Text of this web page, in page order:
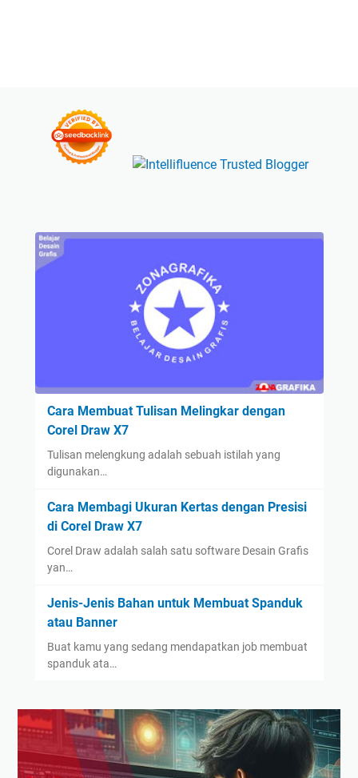
Cara Membuat Tulisan Melingkar dengan
Corel Draw X7
Tulisan melengkung adalah sebuah istilah yang
digunakan…
Cara Membagi Ukuran Kertas dengan Presisi
di Corel Draw X7
Corel Draw adalah salah satu software Desain Grafis
yan…
Jenis-Jenis Bahan untuk Membuat Spanduk
atau Banner
Buat kamu yang sedang mendapatkan job membuat
spanduk ata…